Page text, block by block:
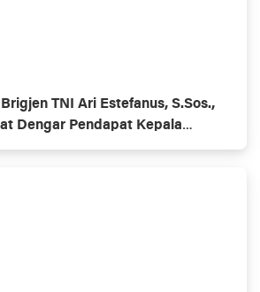
TNI Ari Estefanus, S.Sos.,
Dengar Pendapat Kepala
Kalimantan Utara